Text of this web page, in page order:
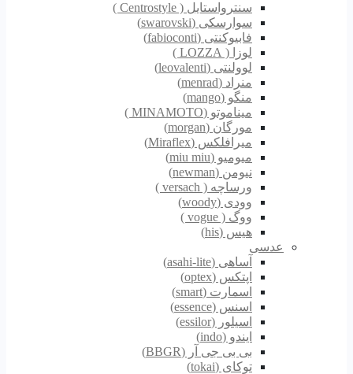
سنترواستایل ( Centrostyle )
سوارسکی (swarovski)
فابیوکنتی (fabioconti)
لوزا ( LOZZA )
لوولنتی (leovalenti)
منراد (menrad)
منگو (mango)
میناموتو (MINAMOTO )
مورگان (morgan)
میرافلکس (Miraflex)
میومیو (miu miu)
نیومن (newman)
ورساچه ( versach )
وودی (woody)
ووگ ( vogue )
هیس (his)
عدسی
آساهی (asahi-lite)
اپتکس (optex)
اسمارت (smart)
اسنس (essence)
اسیلور (essilor)
ایندو (indo)
بی بی جی آر (BBGR)
توکای (tokai)